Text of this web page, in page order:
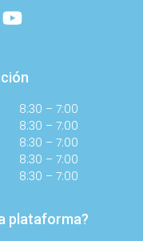
8:30 – 7:00
8:30 – 7:00
8:30 – 7:00
8:30 – 7:00
8:30 – 7:00
plataforma?